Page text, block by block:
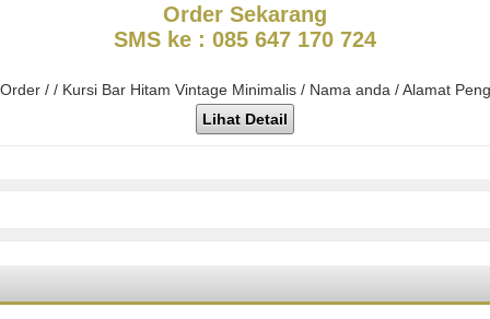
Order Sekarang
SMS ke : 085 647 170 724
/ / Kursi Bar Hitam Vintage Minimalis / Nama anda / Alamat
Lihat Detail